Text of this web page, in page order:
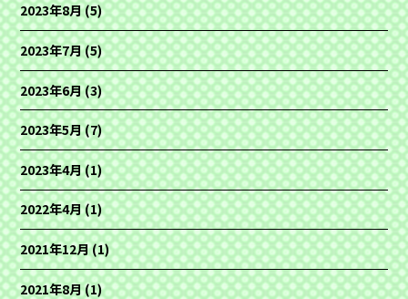
2023年8月(5)
2023年7月(5)
2023年6月(3)
2023年5月(7)
2023年4月(1)
2022年4月(1)
2021年12月(1)
2021年8月(1)